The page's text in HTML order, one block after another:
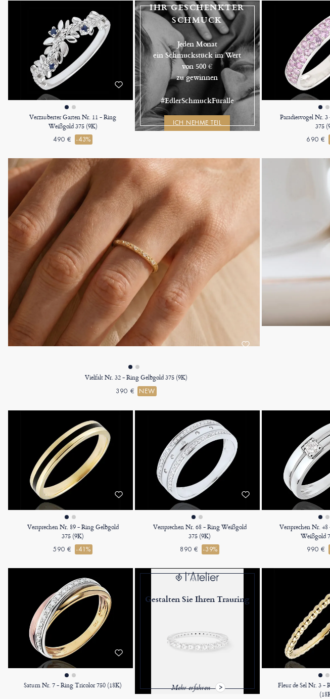
Verzauberter Garten Nr. 11 - Ring
Weißgold 375 (9K)
490 € -43%
IHR GESCHENKTER
SCHMUCK
Jeden Monat
ein Schmuckstück im Wert
von 500 €
zu gewinnen
#EdlerSchmuckFüralle
ICH NEHME TEIL
Paradiesvogel Nr.
375
690 €
Vielfalt Nr. 32 - Ring Gelbgold 375 (9K)
390 € NEW
Versprechen Nr. 89 - Ring Gelbgold
375 (9K)
590 € -41%
Versprechen Nr. 68 - Ring Weißgold
375 (9K)
890 € -39%
Versprechen Nr.
Weißgold
990 €
Saturn Nr. 7 - Ring Tricolor 750 (18K)
Gestalten Sie Ihren Trauring
Mehr erfahren
Fleur de Sel Nr. 3 -